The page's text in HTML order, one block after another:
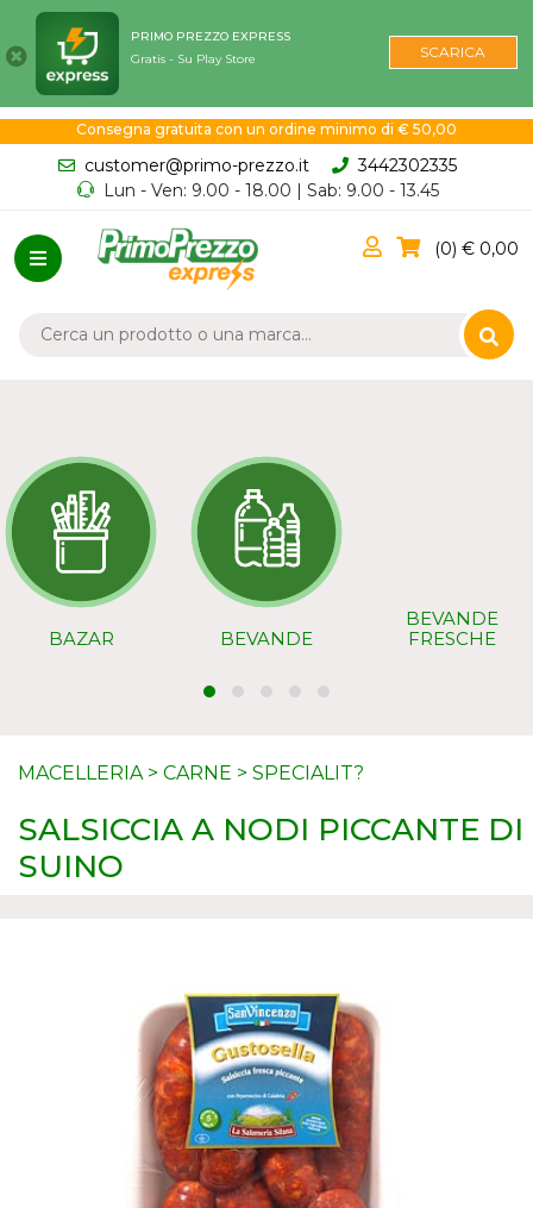
PRIMO PREZZO EXPRESS
Gratis - Su Play Store
SCARICA
Consegna gratuita con un ordine minimo di € 50,00
customer@primo-prezzo.it
3442302335
Lun - Ven: 9.00 - 18.00 | Sab: 9.00 - 13.45
0 0,00
BAZAR BEVANDE
BEVANDE
FRESCHE
MACELLERIA> CARNE > SPECIALIT?
SALSICCIA A NODI PICCANTE DI
SUINO